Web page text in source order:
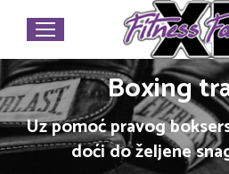
Boxing
Uz pomoć pravog
doći do željene